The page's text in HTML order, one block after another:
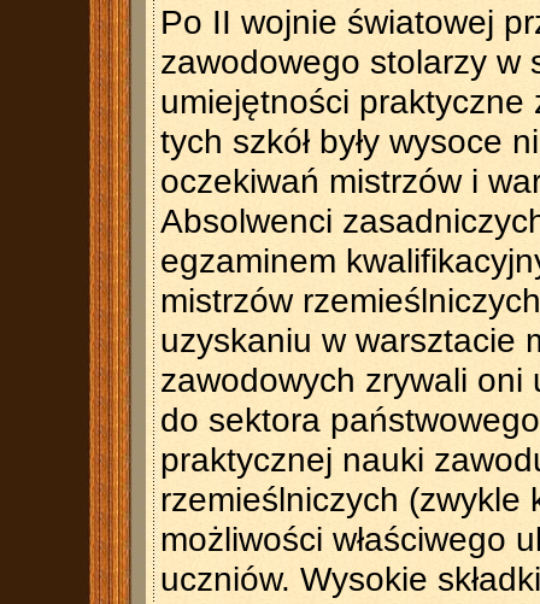
Po II wojnie światowej
zawodowego stolarzy w
umiejętności
tych szkół były wysoce
oczekiwań mistrzów i
Absolwenci
egzaminem
mistrzów
uzyskaniu w warsztacie
zawodowych zrywali
do sektora
praktycznej nauki
rzemieślniczych (zwykle
możliwości właściwego
uczniów. Wysokie